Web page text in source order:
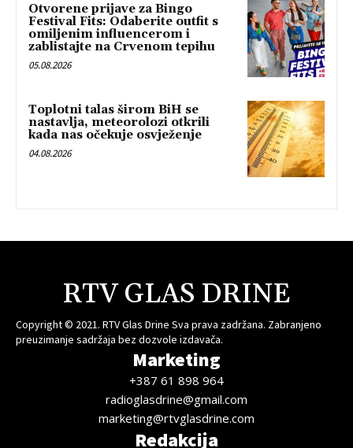
Otvorene prijave za Bingo
Festival Fits: Odaberite outfit s
omiljenim influencerom i
zablistajte na Crvenom tepihu
05.08.2026
Toplotni talas širom BiH se
nastavlja, meteorolozi otkrili
kada nas očekuje osvježenje
04.08.2026
RTV GLAS DRINE
Copyright © 2021. RTV Glas Drine Sva prava zadržana. Zabranjeno
preuzimanje sadržaja bez dozvole izdavača.
Marketing
+387 61 898 964
radioglasdrine@gmail.com
marketing@rtvglasdrine.com
Redakcija